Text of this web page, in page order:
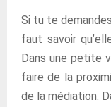
Si tu te
faut savoir
Dans une petite
faire de la
de la médiation.